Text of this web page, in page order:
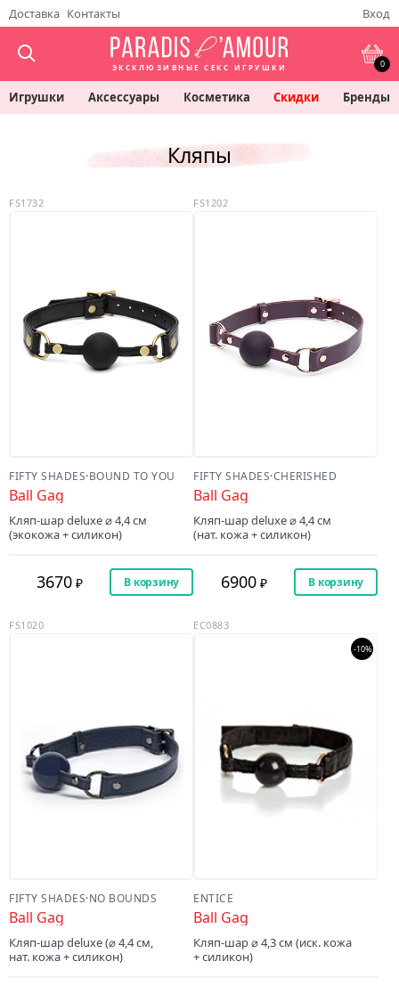
Доставка Контакты Вход
ЭКСКЛЮЗИВНЫЕ СЕКС ИГРУШКИ 0
Игрушки Аксессуары Косметика Скидки Бренды
Кляпы
FIFTY SHADES·BOUND TO YOU
Ball Gag
Кляп-шар deluxe ⌀ 4,4 cм
(экокожа + силикон)
FS1732
3670 В корзину
FIFTY SHADES·CHERISHED
Ball Gag
Кляп-шар deluxe ⌀ 4,4 cм
(нат. кожа + силикон)
FS1202
6900 В корзину
FIFTY SHADES·NO BOUNDS
Ball Gag
Кляп-шар deluxe (⌀ 4,4 cм,
нат. кожа + силикон)
FS1020
ENTICE
Ball Gag
Кляп-шар ⌀ 4,3 cм (иск. кожа
+ силикон)
EC0883
-10%